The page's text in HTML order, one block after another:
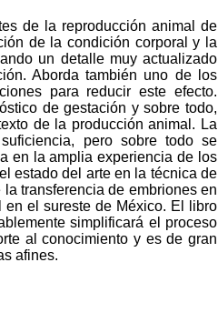
de la reproducción animal de
de la condición corporal y la
un detalle muy actualizado
Aborda también uno de los
para reducir este efecto.
de gestación y sobre todo,
de la producción animal. La
pero sobre todo se
en la amplia experiencia de los
estado del arte en la técnica de
transferencia de embriones en
el sureste de México. El libro
simplificará el proceso
al conocimiento y es de gran
afines.